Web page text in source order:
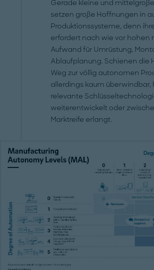
Gerade kleine und
setzen große Hoffnungen in
Produktionssysteme, denn
erfordert nach wie vor hohen
Aufwand für Umrüstung,
Ablaufplanung. Schienen die
Weg zur völlig autonomen
allerdings kaum überwindbar,
relevante
weiterentwickelt oder
Marktreife erlangt.